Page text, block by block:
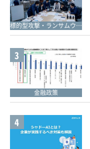
標的型攻撃・ランサムウェア対策
3
金融政策
4